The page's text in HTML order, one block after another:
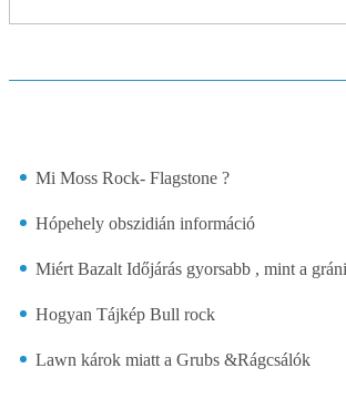
Mi Moss Rock- Flagstone ?
Hópehely obszidián információ
Miért Bazalt Időjárás gyorsabb , mint a
Hogyan Tájkép Bull rock
Lawn károk miatt a Grubs &Rágcsálók